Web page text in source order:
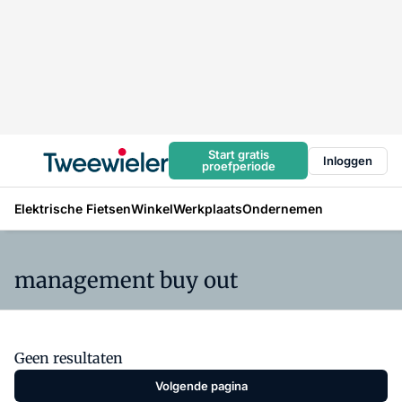
Start gratis
proefperiode
Inloggen
Elektrische FietsenWinkelWerkplaatsOndernemen
management buy out
Geen resultaten
Volgende pagina